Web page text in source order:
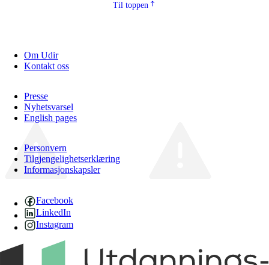
Til toppen
Om Udir
Kontakt oss
Presse
Nyhetsvarsel
English pages
Personvern
Tilgjengelighetserklæring
Informasjonskapsler
Facebook
LinkedIn
Instagram